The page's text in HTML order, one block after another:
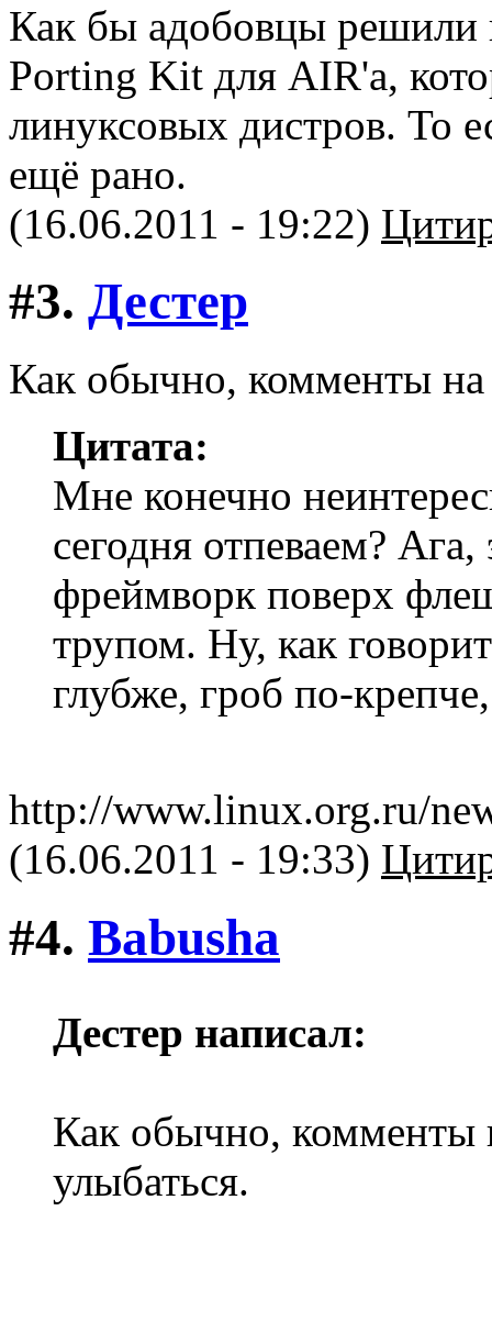
Как бы адобовцы решили
Porting Kit для AIR'а,
линуксовых дистров. То
ещё рано.
(16.06.2011 - 19:22)
#3. Дестер
Как обычно, комменты на
Цитата:
Мне конечно
сегодня отпеваем?
фреймворк поверх
трупом. Ну, как
глубже, гроб по-
http://www.linux.org.ru/
(16.06.2011 - 19:33)
#4. Babusha
Дестер написал:
Как обычно, комменты
улыбаться.